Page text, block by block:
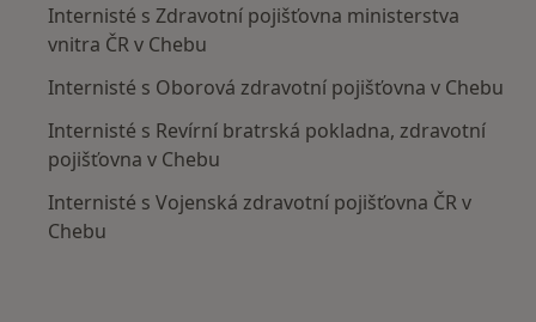
Internisté s Zdravotní pojišťovna ministerstva
vnitra ČR v Chebu
Internisté s Oborová zdravotní pojišťovna v Chebu
Internisté s Revírní bratrská pokladna, zdravotní
pojišťovna v Chebu
Internisté s Vojenská zdravotní pojišťovna ČR v
Chebu